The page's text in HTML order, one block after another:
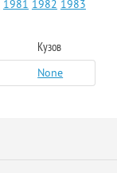
1981 1982 1983
Кузов
None